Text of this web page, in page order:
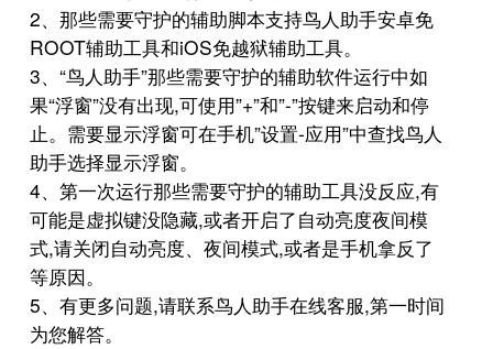
2、那些需要守护的辅助脚本支持鸟人助手安卓免
ROOT辅助工具和iOS免越狱辅助工具。
3、“鸟人助手”那些需要守护的辅助软件运行中如
果“浮窗”没有出现,可使用”+”和”-”按键来启动和停
止。需要显示浮窗可在手机”设置-应用”中查找鸟人
助手选择显示浮窗。
4、第一次运行那些需要守护的辅助工具没反应,有
可能是虚拟键没隐藏,或者开启了自动亮度夜间模
式,请关闭自动亮度、夜间模式,或者是手机拿反了
等原因。
5、有更多问题,请联系鸟人助手在线客服,第一时间
为您解答。